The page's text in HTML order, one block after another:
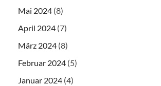
Mai 2024 (8)
April 2024 (7)
März 2024 (8)
Februar 2024 (5)
Januar 2024 (4)